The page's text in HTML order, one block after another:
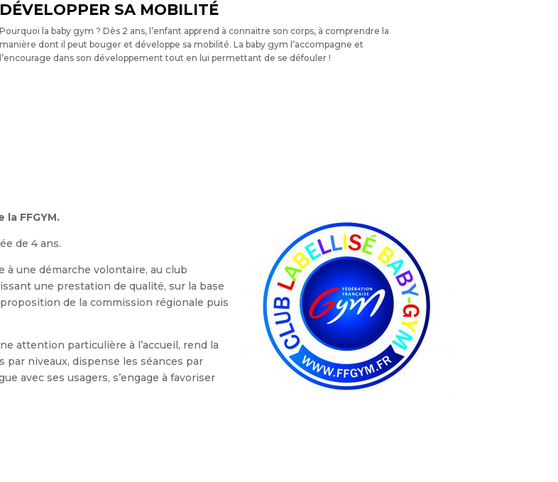
DÉVELOPPER SA MOBILITÉ
Pourquoi la baby gym ? Dès 2 ans, l’enfant apprend à connaitre son corps, à comprendre la
manière dont il peut bouger et développe sa mobilité. La baby gym l’accompagne et
l’encourage dans son développement tout en lui permettant de se défouler !
FFGYM.
de 4 ans.
à une démarche volontaire, au club
une prestation de qualité, sur la base
de la commission régionale puis
attention particulière à l’accueil, rend la
par niveaux, dispense les séances par
avec ses usagers, s’engage à favoriser